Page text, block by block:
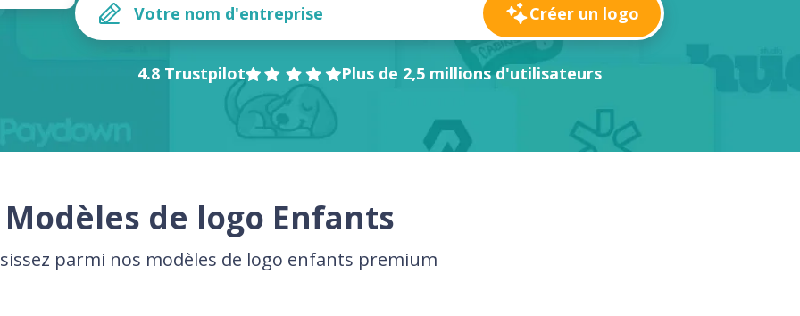
Créer un logo
4.8 Trustpilot Plus de 2,5 millions d'utilisateurs
Modèles de logo Enfants
parmi nos modèles de logo enfants premium